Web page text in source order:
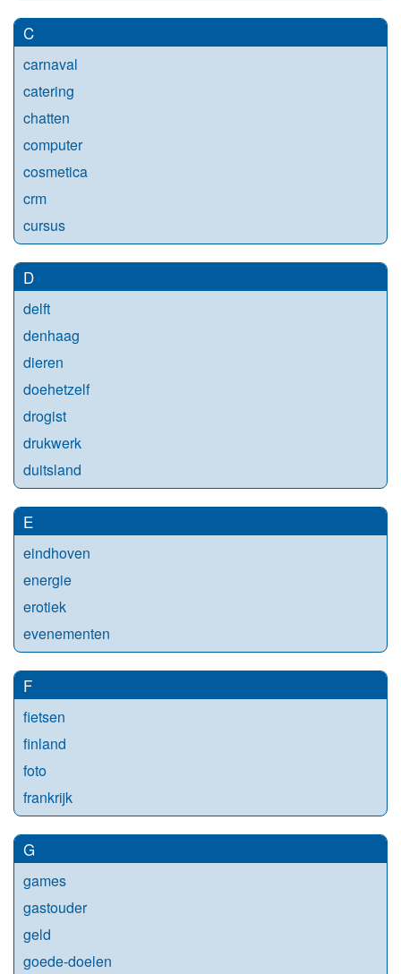
C
carnaval
catering
chatten
computer
cosmetica
crm
cursus
D
delft
denhaag
dieren
doehetzelf
drogist
drukwerk
duitsland
E
eindhoven
energie
erotiek
evenementen
F
fietsen
finland
foto
frankrijk
G
games
gastouder
geld
goede-doelen